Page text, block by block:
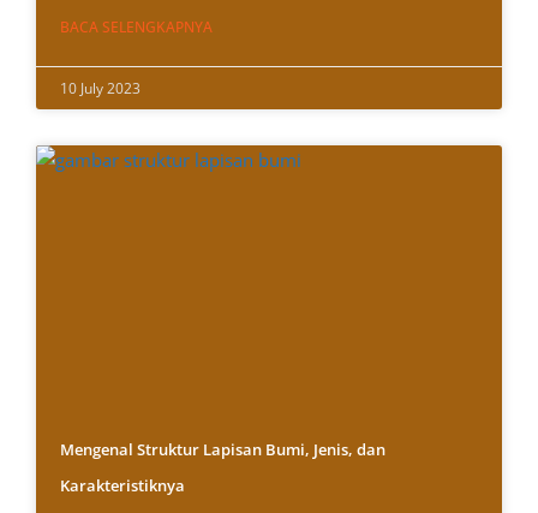
BACA SELENGKAPNYA
10 July 2023
Mengenal Struktur Lapisan Bumi, Jenis, dan
Karakteristiknya